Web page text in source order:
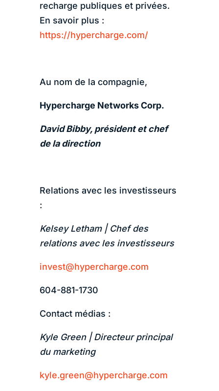
recharge publiques et privées.
En savoir plus :
https://hypercharge.com/
Au nom de la compagnie,
Hypercharge Networks Corp.
David Bibby, président et chef
de la direction
Relations avec les investisseurs
:
Kelsey Letham | Chef des
relations avec les investisseurs
invest@hypercharge.com
604-881-1730
Contact médias :
Kyle Green | Directeur principal
du marketing
kyle.green@hypercharge.com